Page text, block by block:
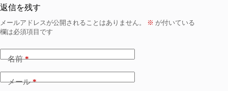
返信を残す
メールアドレスが公開されることはありません。 ※ が付いている
欄は必須項目です
名前*
メール*